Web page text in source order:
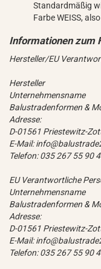
Standardmäßig
Farbe WEISS,
Hersteller/EU
Hersteller
Unternehmensname
Balustradenformen &
Adresse:
D-01561 Priestewitz-
E-Mail:
Telefon: 035 267 55 90
EU Verantwortliche
Unternehmensname
Balustradenformen &
Adresse:
D-01561 Priestewitz-
E-Mail:
Telefon: 035 267 55 90